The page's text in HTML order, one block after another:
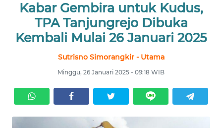
Kabar Gembira untuk Kudus,
TPA Tanjungrejo Dibuka
Kembali Mulai 26 Januari 2025
Sutrisno Simorangkir - Utama
Minggu, 26 Januari 2025 - 09:18 WIB
UTAMA
NUSANTARA
SERBA-
SERBI